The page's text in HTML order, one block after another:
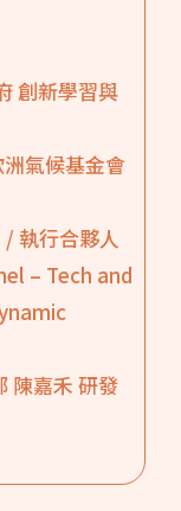
創新學習與
氣候基金會
執行合夥人
– Tech and
陳嘉禾 研發